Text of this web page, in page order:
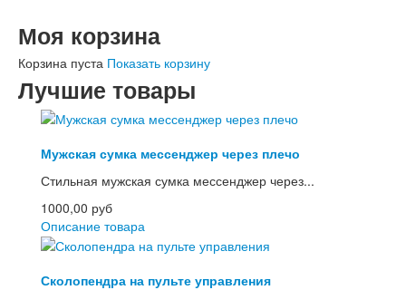
Моя корзина
Корзина пуста Показать корзину
Лучшие товары
Мужская сумка мессенджер через плечо
Стильная мужская сумка мессенджер через...
1000,00 руб
Описание товара
Сколопендра на пульте управления